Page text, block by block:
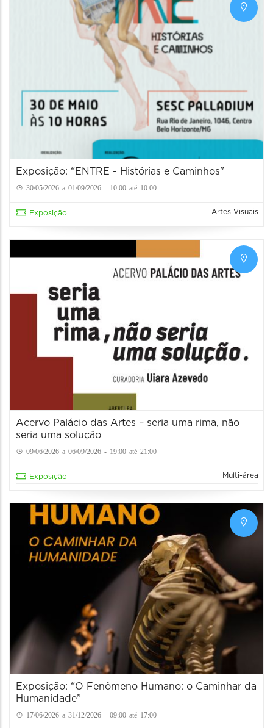
Exposição: “ENTRE - Histórias e Caminhos"
30/05/2026 a 01/09/2026 - 10:00 até 10:00
Exposição Artes Visuais
Acervo Palácio das Artes – seria uma rima, não
seria uma solução
09/06/2026 a 06/09/2026 - 19:00 até 21:00
Exposição Multi-área
Exposição: “O Fenômeno Humano: o Caminhar da
Humanidade”
17/06/2026 a 31/12/2026 - 09:00 até 17:00